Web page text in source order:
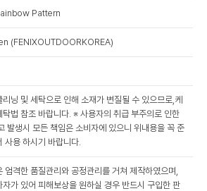
Pattern
(FENIXOUTDOORKOREA)
리닝 및 세탁으로 인해 소재가 변질될 수 있으므로,케
탁법 참조 바랍니다. ※ 사용자의 취급 부주의로 인한
발생시 모든 책임은 소비자에 있으니 위내용을 꼭 준
사용 하시기 바랍니다.
엄격한 품질관리와 공정관리를 거쳐 제작하였으며,
자가 있어 피해보상을 원하실 경우 반드시 구입한 판